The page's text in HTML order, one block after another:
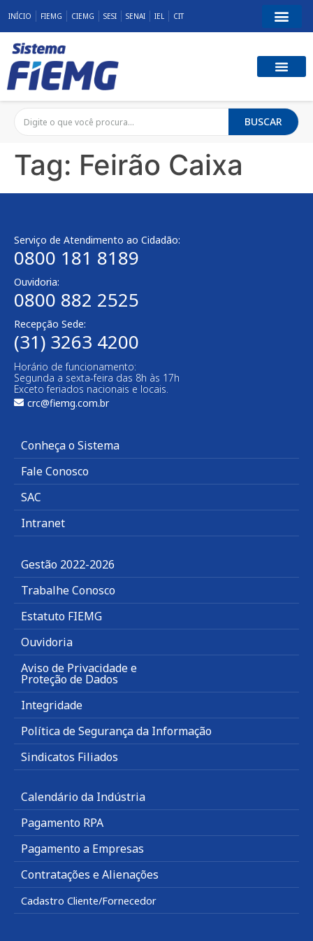
INÍCIO FIEMG CIEMG SESI SENAI IEL CIT
BUSCAR
Tag: Feirão Caixa
Serviço de Atendimento ao Cidadão:
0800 181 8189
Ouvidoria:
0800 882 2525​
Recepção Sede:
(31) 3263 4200
Horário de funcionamento:
Segunda a sexta-feira das 8h às 17h
Exceto feriados nacionais e locais.
crc@fiemg.com.br
Conheça o Sistema
Fale Conosco
SAC
Intranet
Gestão 2022-2026
Trabalhe Conosco
Estatuto FIEMG
Ouvidoria
Aviso de Privacidade e
Proteção de Dados
Integridade
Política de Segurança da Informação
Sindicatos Filiados
Calendário da Indústria
Pagamento RPA
Pagamento a Empresas
Contratações e Alienações
Cadastro Cliente/Fornecedor